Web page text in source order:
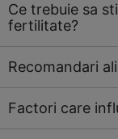
Ce trebuie sa
fertilitate?
Recomandari
Factori care